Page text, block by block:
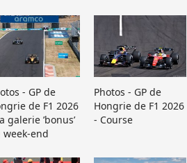
- GP de
de F1 2026
galerie ’bonus’
week-end
Photos - GP de
Hongrie de F1 2026
- Course